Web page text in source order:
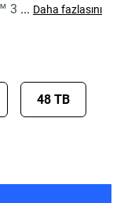
3 ... Daha fazlasını
48 TB